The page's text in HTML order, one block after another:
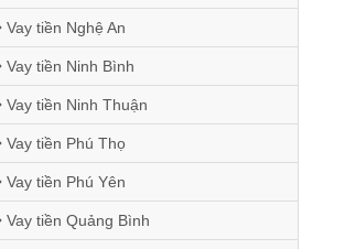
Vay tiền Nghệ An
Vay tiền Ninh Bình
Vay tiền Ninh Thuận
Vay tiền Phú Thọ
Vay tiền Phú Yên
Vay tiền Quảng Bình